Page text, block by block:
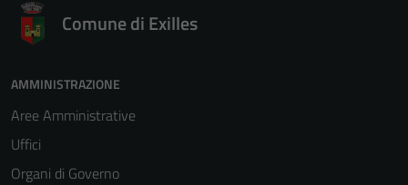
Comune di Exilles
AMMINISTRAZIONE
Aree Amministrative
Uffici
Organi di Governo